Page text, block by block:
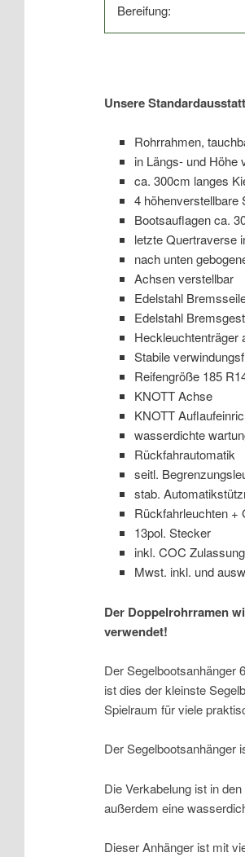
Bereifung:
Unsere
Rohrrahmen,
in Längs- und Höhe
ca. 300cm langes
4 höhenverstellbare
Bootsauflagen ca.
letzte Quertraverse
nach unten
Achsen verstellbar
Edelstahl
Edelstahl
Heckleuchtenträger
Stabile
Reifengröße 185
KNOTT Achse
KNOTT
wasserdichte
Rückfahrautomatik
seitl.
stab.
Rückfahrleuchten +
13pol. Stecker
inkl. COC
Mwst. inkl. und
Der Doppelrohrramen
verwendet!
Der Segelbootsanhänger
ist dies der kleinste
Spielraum für viele
Der Segelbootsanhänger
Die Verkabelung ist in
außerdem eine
Dieser Anhänger ist mit